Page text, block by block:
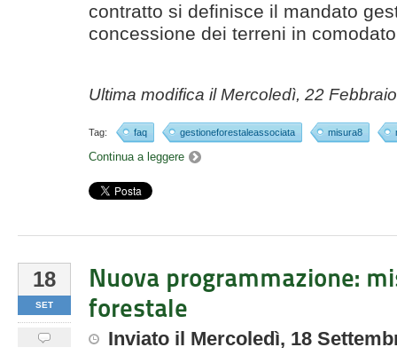
contratto si definisce il mandato
concessione dei terreni in
Ultima modifica ilMercoledì, 22
Tag: faq gestioneforestaleassociata misura8
Continua a leggere
18
SET
Nuova programmazione:
forestale
Inviato il Mercoledì, 18